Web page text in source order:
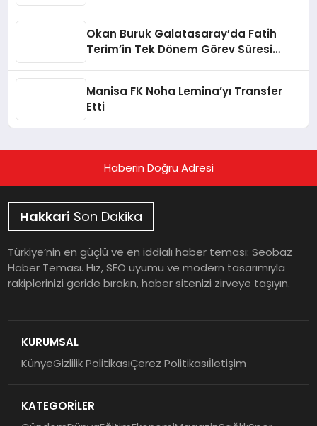
Okan Buruk Galatasaray’da Fatih
Terim’in Tek Dönem Görev Süresi
Manisa FK Noha Lemina’yı Transfer
Etti
Haberin Doğru Adresi
Hakkari Son Dakika
Türkiye’nin en güçlü ve en iddialı haber teması: Seobaz
Haber Teması. Hız, SEO uyumu ve modern tasarımıyla
rakiplerinizi geride bırakın, haber sitenizi zirveye taşıyın.
KURUMSAL
KünyeGizlilik PolitikasıÇerez Politikasıİletişim
KATEGORİLER